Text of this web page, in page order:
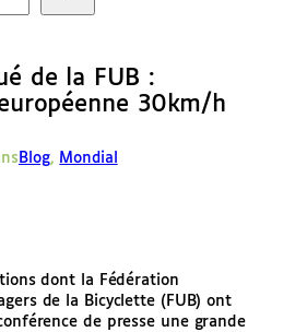
de la FUB :
30km/h
Blog, Mondial
dont la Fédération
de la Bicyclette (FUB) ont
de presse une grande